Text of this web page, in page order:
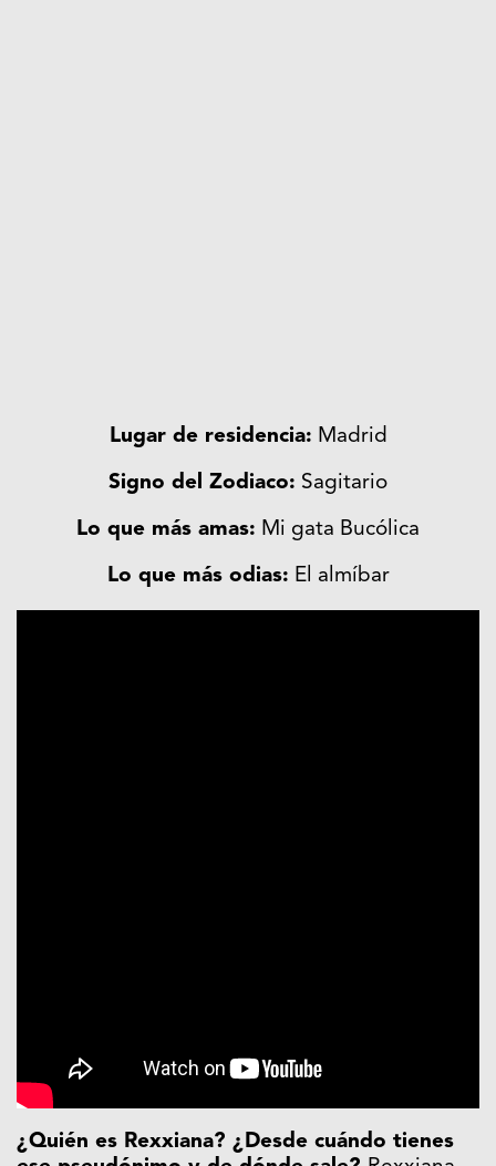
Lugar de residencia: Madrid
Signo del Zodiaco: Sagitario
Lo que más amas: Mi gata Bucólica
Lo que más odias: El almíbar
¿Quién es Rexxiana? ¿Desde cuándo tienes